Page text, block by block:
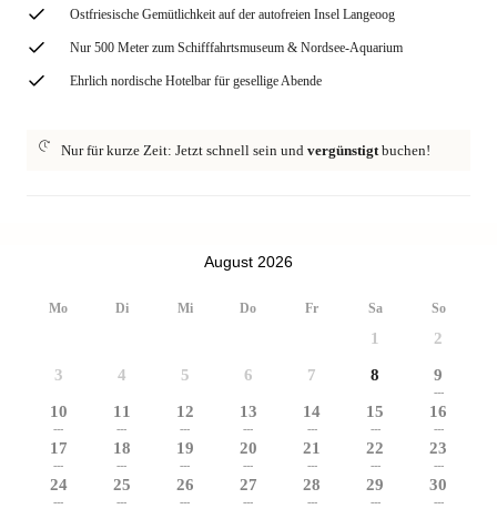
Ostfriesische Gemütlichkeit auf der autofreien Insel Langeoog
Nur 500 Meter zum Schifffahrtsmuseum & Nordsee-Aquarium
Ehrlich nordische Hotelbar für gesellige Abende
Nur für kurze Zeit: Jetzt schnell sein und vergünstigtbuchen!
August 2026
Mo Di Mi Do Fr Sa So
1 2
3 4 5 6 7 8 9
---
10
---
11
---
12
---
13
---
14
---
15
---
16
---
17
---
18
---
19
---
20
---
21
---
22
---
23
---
24
---
25
---
26
---
27
---
28
---
29
---
30
---